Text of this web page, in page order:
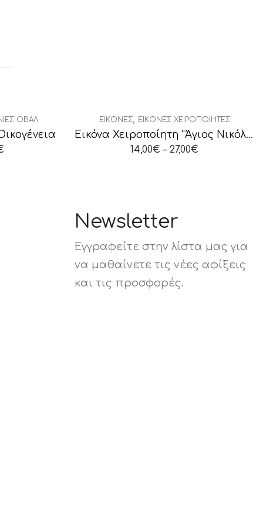
ΟΒΆΛ ΕΙΚΌΝΕΣ, ΕΙΚΌΝΕΣ ΧΕΙΡΟΠΟΊΗΤΕΣ
Εικόνα Χειροποίητη “Άγιος Νικόλαος”
14,00€ – 27,00€
Newsletter
Εγγραφείτε στην λίστα μας για
να μαθαίνετε τις νέες αφίξεις
και τις προσφορές.